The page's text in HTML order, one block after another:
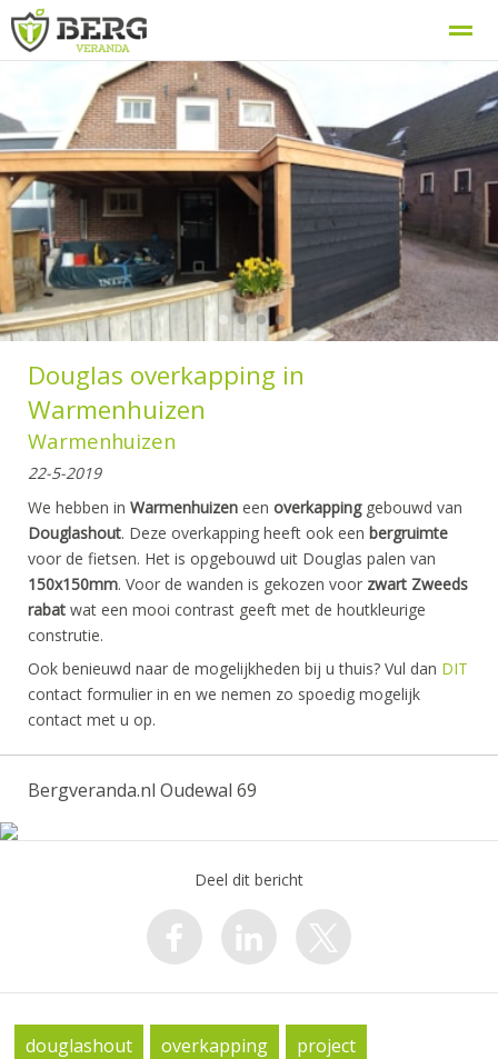
Berg Veranda, uw veranda specialist
Home Zoeken Bellen
● ●●●
Douglas overkapping in
Warmenhuizen
Warmenhuizen
22-5-2019
We hebben in Warmenhuizen een overkappinggebouwd van
Douglashout. Deze overkapping heeft ook een bergruimte
voor de fietsen. Het is opgebouwd uit Douglas palen van
150x150mm. Voor de wanden is gekozen voor zwart Zweeds
rabat wat een mooi contrast geeft met de houtkleurige
construtie.
Ook benieuwd naar de mogelijkheden bij u thuis? Vul dan DIT
contact formulier in en we nemen zo spoedig mogelijk
contact met u op.
Bergveranda.nl Oudewal 69
Deel dit bericht
douglashout overkapping
project